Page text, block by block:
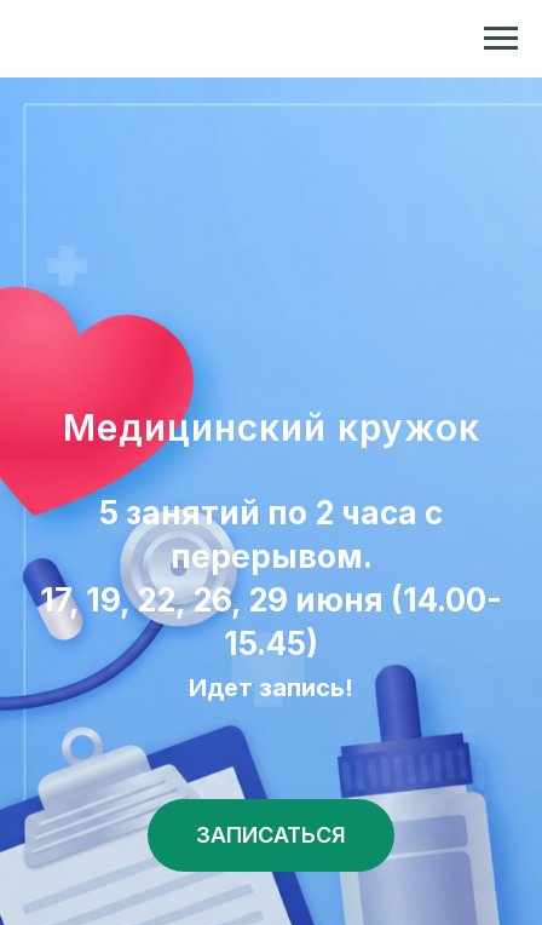
Медицинский кружок
5 занятий по 2 часа с
перерывом.
17, 19, 22, 26, 29 июня (14.00-
15.45)
Идет запись!
ЗАПИСАТЬСЯ